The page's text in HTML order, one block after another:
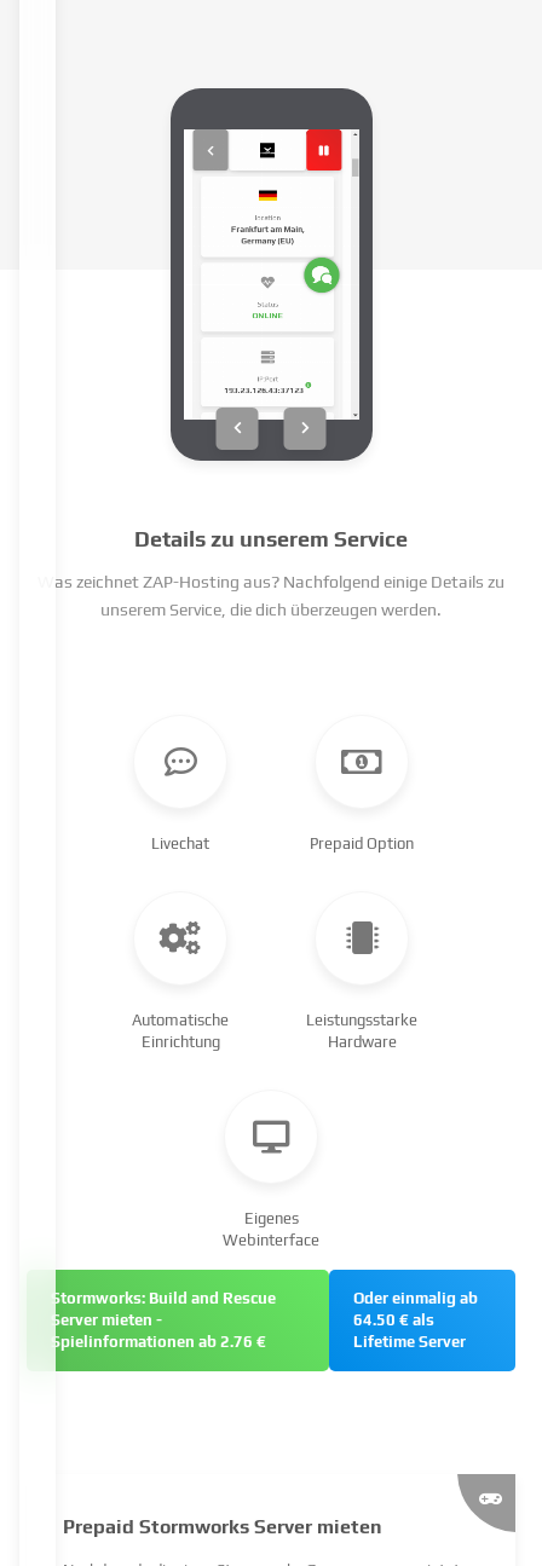
Details zu unserem Service
Was zeichnet ZAP-Hosting aus? Nachfolgend einige Details zu
unserem Service, die dich überzeugen werden.
Livechat Prepaid Option
Automatische
Einrichtung
Leistungsstarke
Hardware
Eigenes
Webinterface
Stormworks: Build and Rescue
Server mieten -
Spielinformationen ab 2.76 €
Oder einmalig ab
64.50 € als
Lifetime Server
Prepaid Stormworks Server mieten